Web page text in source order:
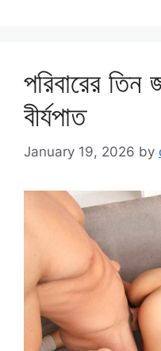
পরিবারের তিন
বীর্যপাত
January 19, 2026 by